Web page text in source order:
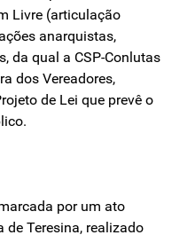
Livre (articulação
anarquistas,
da qual a CSP-Conlutas
dos Vereadores,
de Lei que prevê o
por um ato
Teresina, realizado